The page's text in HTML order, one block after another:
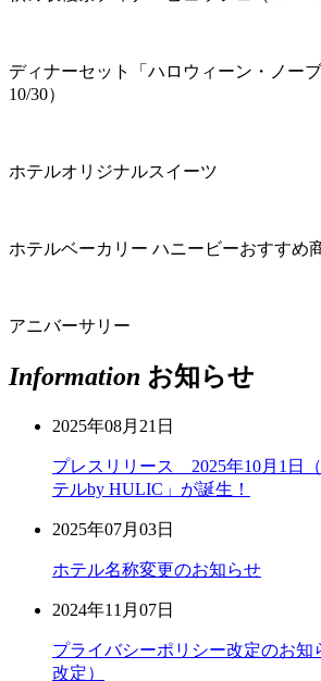
ディナーセット「ハロウィーン・ノー
10/30）
ホテルオリジナルスイーツ
ホテルベーカリー ハニービーおすすめ
アニバーサリー
Information お知らせ
2025年08月21日
プレスリリース 2025年10月1日
テルby HULIC」が誕生！
2025年07月03日
ホテル名称変更のお知らせ
2024年11月07日
プライバシーポリシー改定のお知
改定）